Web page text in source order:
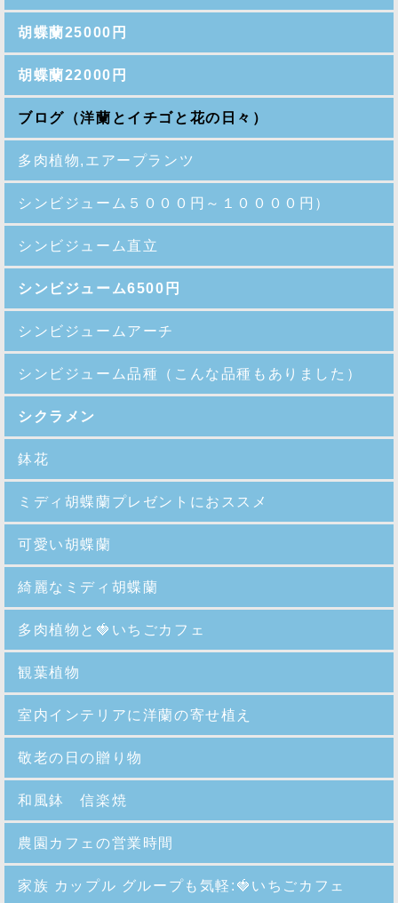
胡蝶蘭25000円
胡蝶蘭22000円
ブログ（洋蘭とイチゴと花の日々）
多肉植物,エアープランツ
シンビジューム５０００円～１００００円）
シンビジューム直立
シンビジューム6500円
シンビジュームアーチ
シンビジューム品種 （こんな品種もありました）
シクラメン
鉢花
ミディ胡蝶蘭プレゼントにおススメ
可愛い胡蝶蘭
綺麗なミディ胡蝶蘭
多肉植物と🍓いちごカフェ
観葉植物
室内インテリアに洋蘭の寄せ植え
敬老の日の贈り物
和風鉢 信楽焼
農園カフェの営業時間
家族 カップル グループも気軽:🍓いちごカフェ